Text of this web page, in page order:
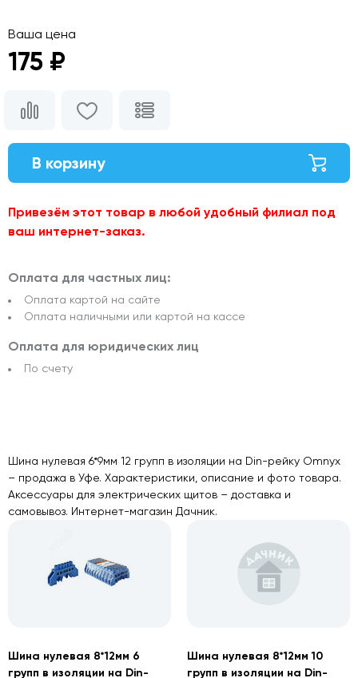
Ваша цена
175 ₽
В корзину
Привезём этот товар в любой удобный филиал под
ваш интернет-заказ.
Оплата для частных лиц:
Оплата картой на сайте
Оплата наличными или картой на кассе
Оплата для юридических лиц
По счету
Шина нулевая 6*9мм 12 групп в изоляции на Din-рейку Omnyx
– продажа в Уфе. Характеристики, описание и фото товара.
Аксессуары для электрических щитов – доставка и
самовывоз. Интернет-магазин Дачник.
Шина нулевая 8*12мм 6
групп в изоляции на Din-
Шина нулевая 8*12мм 10
групп в изоляции на Din-